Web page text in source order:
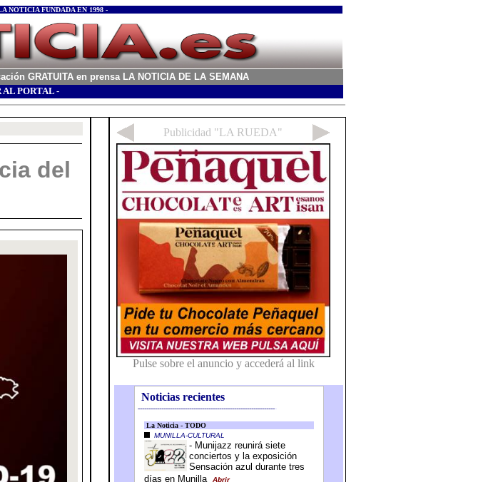
NOTICIA FUNDADA EN 1998 -
GRATUITA en prensa LA NOTICIA DE LA SEMANA
AL PORTAL -
del
Noticias recientes
-----------------------------------------------------------------